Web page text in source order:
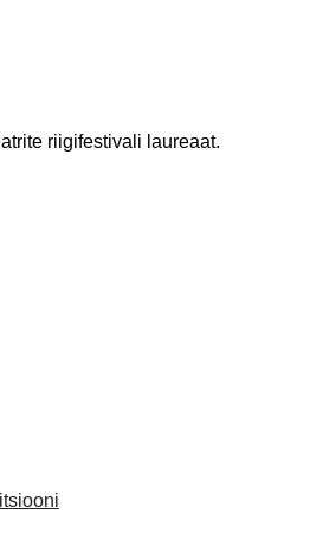
riigifestivali laureaat.